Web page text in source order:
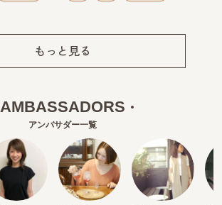
もっと見る
AMBASSADORS
アンバサダー一覧